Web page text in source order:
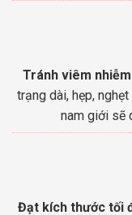
Tránh viêm
trạng dài, hẹp,
nam giới sẽ
Đạt kích thước tối